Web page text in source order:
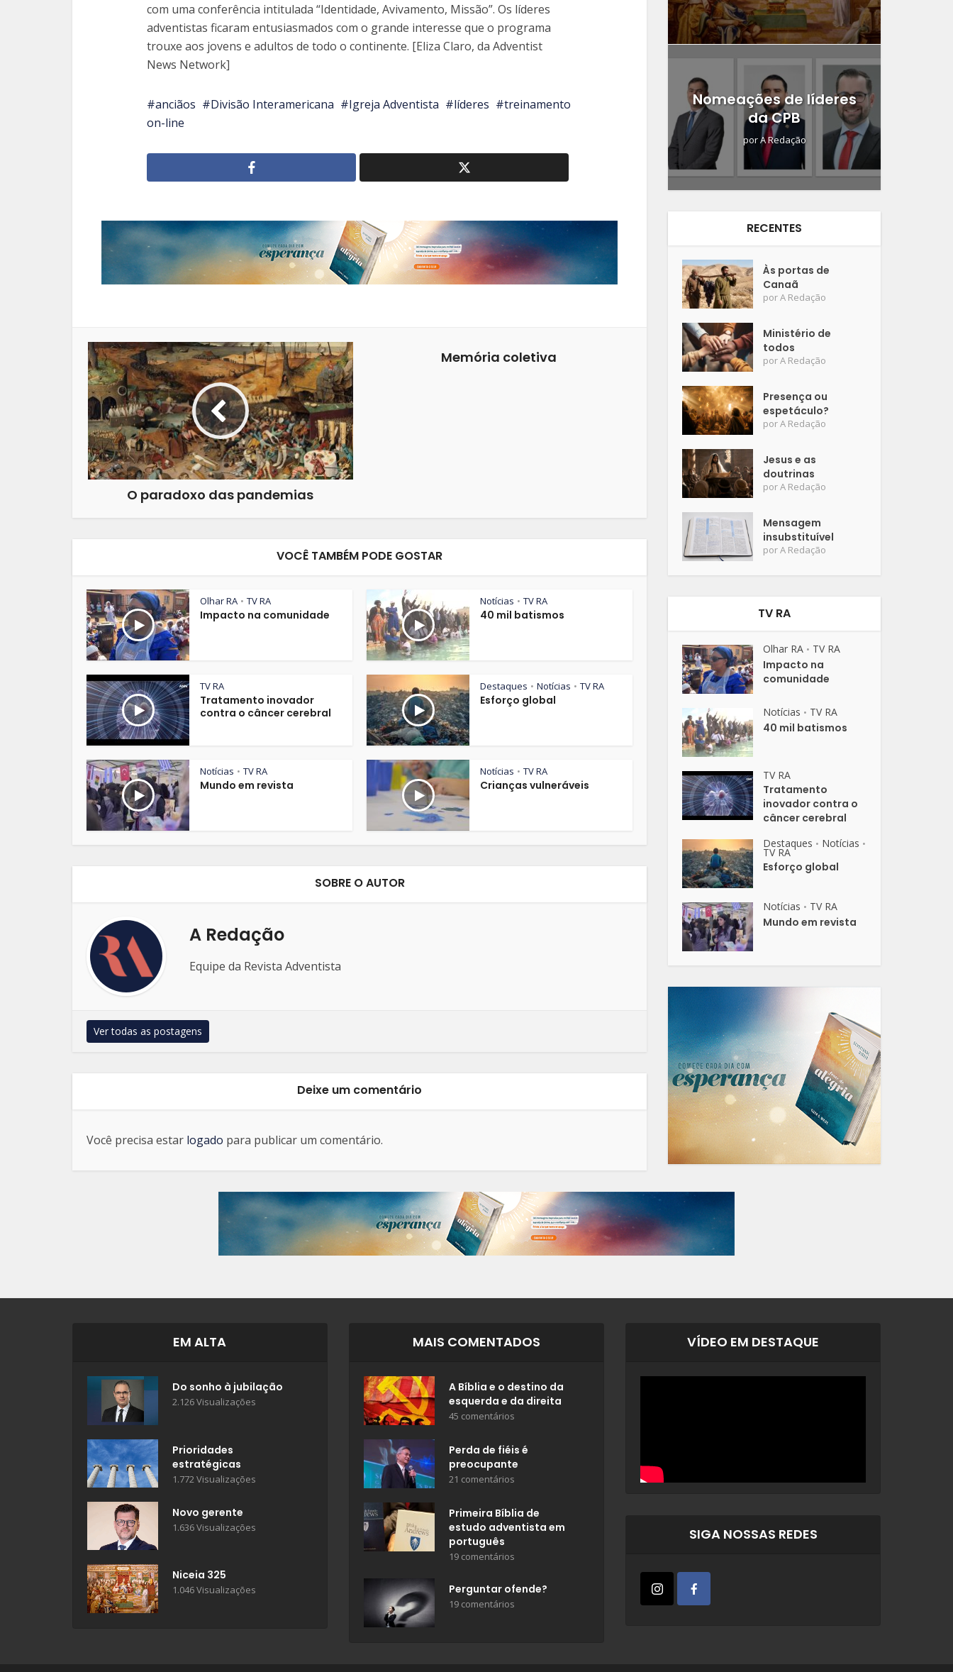
com uma conferência intitulada “Identidade, Avivamento, Missão”. Os líderes
adventistas ficaram entusiasmados com o grande interesse que o programa
trouxe aos jovens e adultos de todo o continente. [Eliza Claro, da Adventist
News Network]
anciãos Divisão Interamericana Igreja Adventista líderes
treinamento
on-line
O paradoxo das pandemias
Memória coletiva
VOCÊ TAMBÉM PODE GOSTAR
Olhar RA • TV RA
Impacto na comunidade
Notícias • TV RA
40 mil batismos
TV RA
Tratamento inovador
contra o câncer cerebral
Destaques • Notícias • TV RA
Esforço global
Notícias • TV RA
Mundo em revista
Notícias • TV RA
Crianças vulneráveis
SOBRE O AUTOR
A Redação
Equipe da Revista Adventista
Ver todas as postagens
Deixe um comentário
Você precisa estar logado para publicar um comentário.
Nomeações de líderes
da CPB
porA Redação
RECENTES
Às portas de
Canaã
porA Redação
Ministério de
todos
porA Redação
Presença ou
espetáculo?
porA Redação
Jesus e as
doutrinas
porA Redação
Mensagem
insubstituível
porA Redação
TV RA
Olhar RA • TV RA
Impacto na
comunidade
Notícias • TV RA
40 mil batismos
TV RA
Tratamento
inovador contra o
câncer cerebral
Destaques • Notícias •
TV RA
Esforço global
Notícias • TV RA
Mundo em revista
EM ALTA
Do sonho à jubilação
2.126 Visualizações
Prioridades
estratégicas
1.772 Visualizações
Novo gerente
1.636 Visualizações
Niceia 325
1.046 Visualizações
MAIS COMENTADOS
A Bíblia e o destino da
esquerda e da direita
45 comentários
Perda de fiéis é
preocupante
21 comentários
Primeira Bíblia de
estudo adventista em
português
19 comentários
Perguntar ofende?
19 comentários
VÍDEO EM DESTAQUE
SIGA NOSSAS REDES